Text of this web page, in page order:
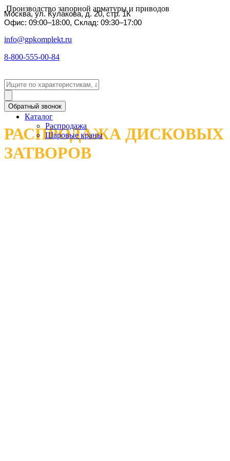
Производство запорной арматуры и приводов
Москва, ул. Кулакова, д. 20, стр. 1К
Офис: 09:00–18:00, Склад: 09:30–17:00
info@gpkomplekt.ru
8-800-555-00-84
Обратный звонок
РАСПРОДАЖА ДИСКОВЫХ
ЗАТВОРОВ
Каталог
Распродажа
Шаровые краны